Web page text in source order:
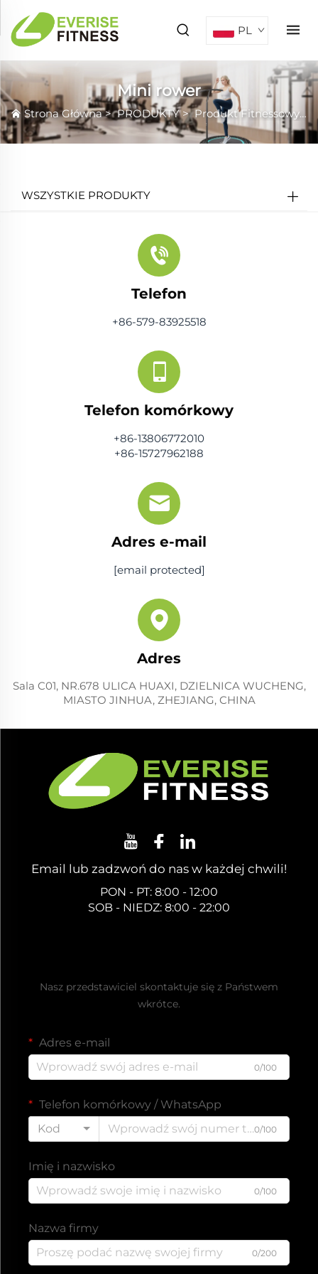
PL
Mini rower
Strona Główna>PRODUKTY>Produkt Fitnessowy>
WSZYSTKIE PRODUKTY
Telefon
+86-579-83925518
Telefon komórkowy
+86-13806772010
+86-15727962188
Adres e-mail
[email protected]
Adres
Sala C01, NR.678 ULICA HUAXI, DZIELNICA WUCHENG,
MIASTO JINHUA, ZHEJIANG, CHINA
Email lub zadzwoń do nas w każdej chwili!
PON - PT: 8:00 - 12:00
SOB - NIEDZ: 8:00 - 22:00
Nasz przedstawiciel skontaktuje się z Państwem
wkrótce.
Adres e-mail
0/100
Telefon komórkowy / WhatsApp
Kod
0/100
Imię i nazwisko
0/100
Nazwa firmy
0/200